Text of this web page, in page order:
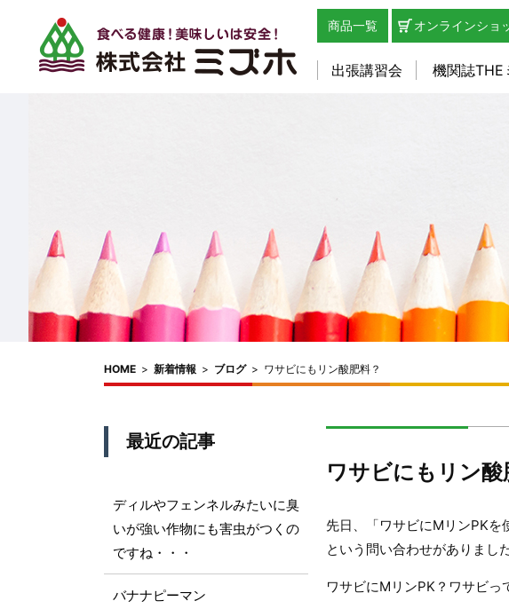
商品一覧 オンラインショ
出張講習会 機関誌THE
HOME > 新着情報 > ブログ> ワサビにもリン酸肥料？
ワサビにもリン酸
先日、「ワサビにMリンPKを
という問い合わせがありました
ワサビにMリンPK？ワサビっ
最近の記事
ディルやフェンネルみたいに臭
いが強い作物にも害虫がつくの
ですね・・・
バナナピーマン